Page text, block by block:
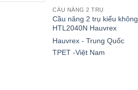
CẦU NÂNG 2 TRỤ
Cầu nâng 2 trụ kiểu
HTL2040N Hauvrex
Hauvrex - Trung Quốc
TPET -Việt Nam